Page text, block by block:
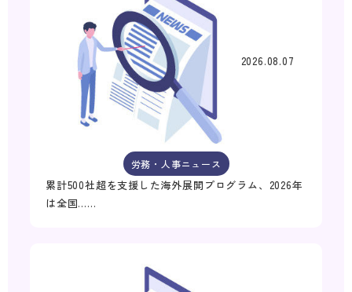
2026.08.07
労務・人事ニュース
累計500社超を支援した海外展開プログラム、2026年
は全国……